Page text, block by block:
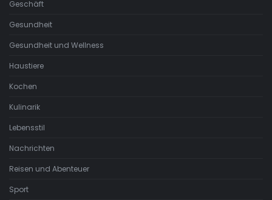
Geschäft
Gesundheit
Gesundheit und Wellness
Haustiere
Kochen
Kulinarik
Lebensstil
Nachrichten
Reisen und Abenteuer
Sport